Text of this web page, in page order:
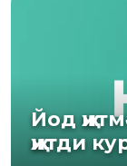
Йод
җитди